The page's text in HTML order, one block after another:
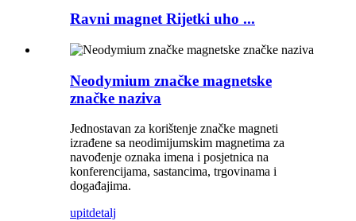
Ravni magnet Rijetki uho ...
Neodymium značke magnetske
značke naziva
Jednostavan za korištenje značke magneti
izrađene sa neodimijumskim magnetima za
navođenje oznaka imena i posjetnica na
konferencijama, sastancima, trgovinama i
događajima.
upitdetalj